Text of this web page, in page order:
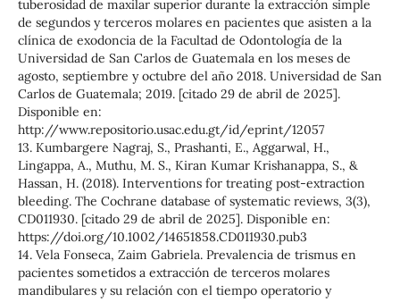
tuberosidad de maxilar superior durante la extracción simple
de segundos y terceros molares en pacientes que asisten a la
clínica de exodoncia de la Facultad de Odontología de la
Universidad de San Carlos de Guatemala en los meses de
agosto, septiembre y octubre del año 2018. Universidad de San
Carlos de Guatemala; 2019. [citado 29 de abril de 2025].
Disponible en:
http://www.repositorio.usac.edu.gt/id/eprint/12057
13. Kumbargere Nagraj, S., Prashanti, E., Aggarwal, H.,
Lingappa, A., Muthu, M. S., Kiran Kumar Krishanappa, S., &
Hassan, H. (2018). Interventions for treating post-extraction
bleeding. The Cochrane database of systematic reviews, 3(3),
CD011930. [citado 29 de abril de 2025]. Disponible en:
https://doi.org/10.1002/14651858.CD011930.pub3
14. Vela Fonseca, Zaim Gabriela. Prevalencia de trismus en
pacientes sometidos a extracción de terceros molares
mandibulares y su relación con el tiempo operatorio y